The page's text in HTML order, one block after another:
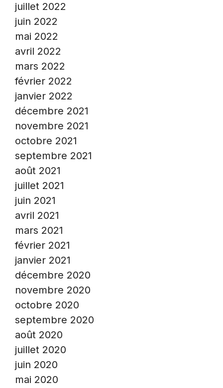
juillet 2022
juin 2022
mai 2022
avril 2022
mars 2022
février 2022
janvier 2022
décembre 2021
novembre 2021
octobre 2021
septembre 2021
août 2021
juillet 2021
juin 2021
avril 2021
mars 2021
février 2021
janvier 2021
décembre 2020
novembre 2020
octobre 2020
septembre 2020
août 2020
juillet 2020
juin 2020
mai 2020